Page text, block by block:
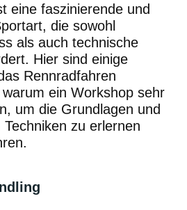
eine faszinierende und
die sowohl
als auch technische
Hier sind einige
Rennradfahren
ein Workshop sehr
um die Grundlagen und
zu erlernen